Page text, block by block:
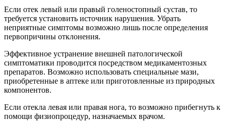
Если отек левый или правый голеностопный сустав, то
требуется установить источник нарушения. Убрать
неприятные симптомы возможно лишь после определения
первопричины отклонения.
Эффективное устранение внешней патологической
симптоматики проводится посредством медикаментозных
препаратов. Возможно использовать специальные мази,
приобретенные в аптеке или приготовленные из природных
компонентов.
Если отекла левая или правая нога, то возможно прибегнуть к
помощи физиопроцедур, назначаемых врачом.